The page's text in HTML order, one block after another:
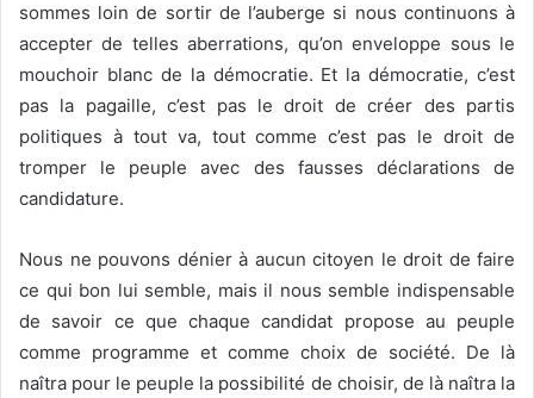
sommes loin de sortir de l’auberge si nous continuons à
accepter de telles aberrations, qu’on enveloppe sous le
mouchoir blanc de la démocratie. Et la démocratie, c’est
pas la pagaille, c’est pas le droit de créer des partis
politiques à tout va, tout comme c’est pas le droit de
tromper le peuple avec des fausses déclarations de
candidature.
Nous ne pouvons dénier à aucun citoyen le droit de faire
ce qui bon lui semble, mais il nous semble indispensable
de savoir ce que chaque candidat propose au peuple
comme programme et comme choix de société. De là
naîtra pour le peuple la possibilité de choisir, de là naîtra la